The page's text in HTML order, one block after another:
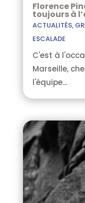
Florence
toujours à
ACTUALITÉS,
ESCALADE
C'est à
Marseille,
l'équipe...